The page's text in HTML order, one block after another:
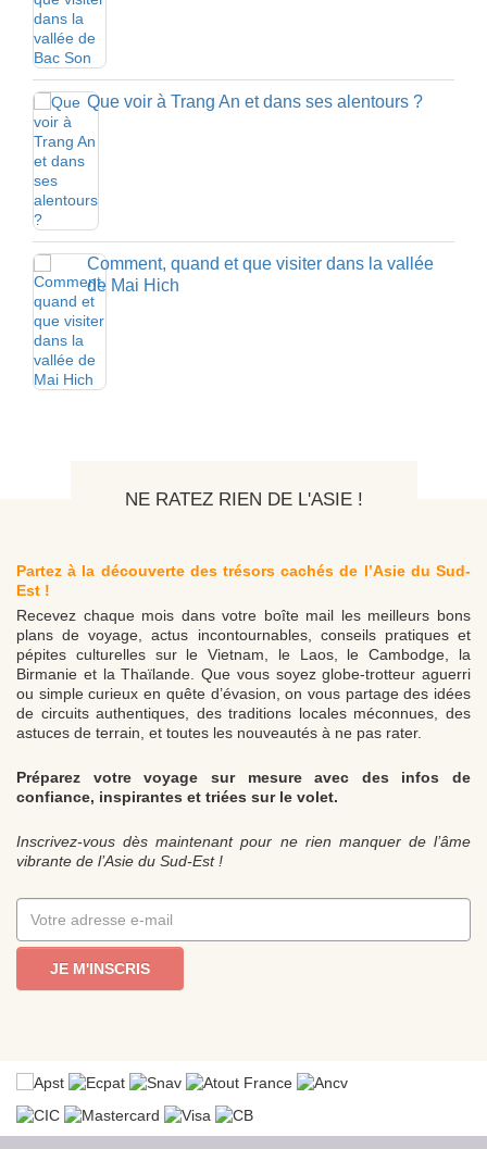
Que voir à Trang An et dans ses alentours ?
Comment, quand et que visiter dans la vallée
de Mai Hich
NE RATEZ RIEN DE L'ASIE !
Partez à la découverte des trésors cachés de l’Asie du Sud-
Est !
Recevez chaque mois dans votre boîte mail les meilleurs bons
plans de voyage, actus incontournables, conseils pratiques et
pépites culturelles sur le Vietnam, le Laos, le Cambodge, la
Birmanie et la Thaïlande. Que vous soyez globe-trotteur aguerri
ou simple curieux en quête d’évasion, on vous partage des idées
de circuits authentiques, des traditions locales méconnues, des
astuces de terrain, et toutes les nouveautés à ne pas rater.
Préparez votre voyage sur mesure avec des infos de
confiance, inspirantes et triées sur le volet.
Inscrivez-vous dès maintenant pour ne rien manquer de l’âme
vibrante de l’Asie du Sud-Est !
JE M'INSCRIS